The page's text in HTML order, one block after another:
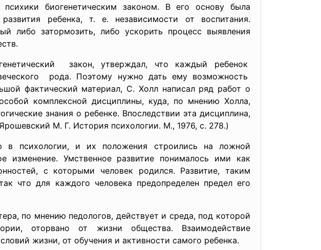
биогенетическим законом. В его основу была
ребенка, т. е. независимости от воспитания.
либо затормозить, либо ускорить процесс выявления
закон, утверждал, что каждый ребенок
рода. Поэтому нужно дать ему возможность
фактический материал, С. Холл написал ряд работ о
комплексной дисциплины, куда, по мнению Холла,
знания о ребенке. Впоследствии эта дисциплина,
М. Г. История психологии. М., 1976, с. 278.)
в психологии, и их положения строились на ложной
изменение. Умственное развитие понималось ими как
с которыми человек родился. Развитие, таким
что для каждого человека предопределен предел его
по мнению педологов, действует и среда, под которой
оторвано от жизни общества. Взаимодействие
жизни, от обучения и активности самого ребенка.